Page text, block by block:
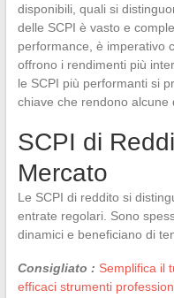
disponibili, quali si
delle SCPI è vasto e
performance, è imperativo
offrono i rendimenti più
le SCPI più performanti si
chiave che rendono alcune
SCPI di
Mercato
Le SCPI di reddito si
entrate regolari. Sono
dinamici e beneficiano di
Consigliato : Semplifica il
efficaci strumenti